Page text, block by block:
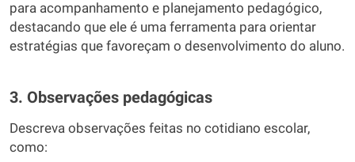
para acompanhamento e planejamento pedagógico,
destacando que ele é uma ferramenta para orientar
estratégias que favoreçam o desenvolvimento do aluno.
3. Observações pedagógicas
Descreva observações feitas no cotidiano escolar,
como: